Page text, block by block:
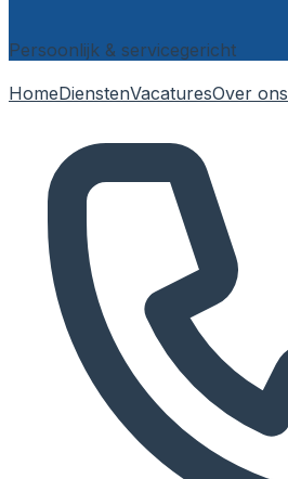
Persoonlijk & servicegericht
HomeDienstenVacaturesOver ons